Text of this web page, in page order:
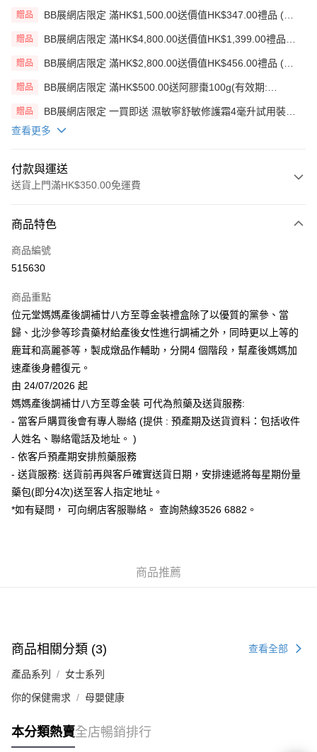
贈品
BB展網店限定 滿HK$1,500.00送價值HK$347.00禮品 (贈
贈品
BB展網店限定 滿HK$4,800.00送價值HK$1,399.00禮品
贈品
BB展網店限定 滿HK$2,800.00送價值HK$456.00禮品 (贈
贈品
BB展網店限定 滿HK$500.00送阿膠棗100g(有效期:
贈品
BB展網店限定 一買即送 濕敏寧舒敏修護霜4毫升試用裝
X2 包(贈品)(送完即止)
查看更多
付款與運送
送貨上門滿HK$350.00免運費
信用卡
AlipayHK
WeChat Pay
送貨方式
辦公室/住宅地址直送 (經順豐速運)
每筆HK$50.00，滿HK$350.00或以上免運費
付款後門市自取
每筆HK$50.00，滿HK$300.00或以上免運費
商品特色
商品編號
515630
商品重點
位元堂媽媽產後調補廿八方至尊金裝禮盒除了以優質的黨參、當
歸、北沙參等珍貴藥材給產後女性進行調補之外，同時更以上等的
鹿茸和高麗蔘等，製成燉品作輔助，分開4 個階段，幫產後媽媽加
速產後身體復元。
由 24/07/2026 起
媽媽產後調補廿八方至尊金裝 可代為煎藥及送貨服務:
- 當客戶購買後會有專人聯絡 (提供 : 預產期及送貨資料：包括收件
人姓名、聯絡電話及地址。 )
- 依客戶預產期安排煎藥服務
- 送貨服務: 送貨前再與客戶確實送貨日期，安排速遞將每星期份量
藥包(即分4次)送至客人指定地址。
*如有疑問， 可向網店客服聯絡。 查詢熱線3526 6882。
商品推薦
商品相關分類 (3) 查看全部
產品系列 女士系列
你的保健需求 母嬰健康
本分類熱賣全店暢銷排行